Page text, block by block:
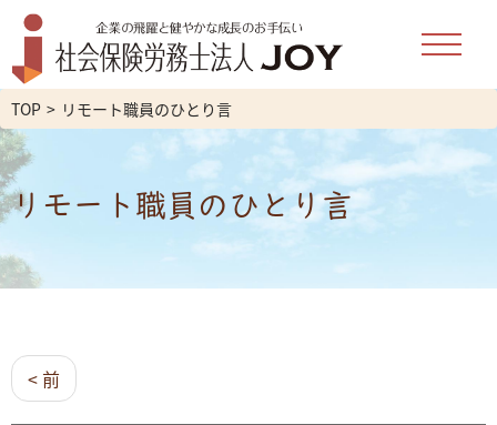
TOP リモート職員のひとり言
リモート職員のひとり言
< 前